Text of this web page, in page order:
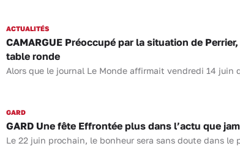
ACTUALITÉS
CAMARGUE Préoccupé par la situation de
table ronde
Alors que le journal Le Monde affirmait vendredi 14
GARD
GARD Une fête Effrontée plus dans l’actu que
Le 22 juin prochain, le bonheur sera sans doute dans le